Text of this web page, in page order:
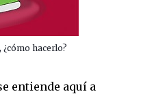
hacerlo?
entiende aquí a